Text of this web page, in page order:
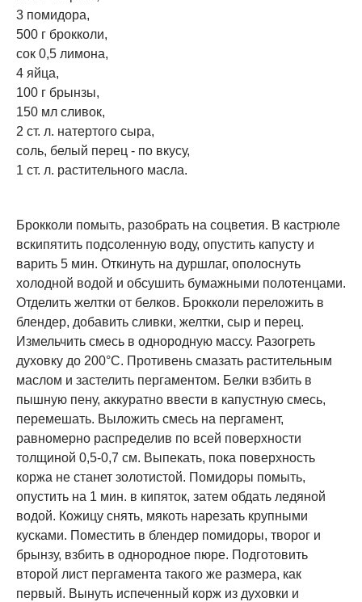
3 помидора,
500 г брокколи,
сок 0,5 лимона,
4 яйца,
100 г брынзы,
150 мл сливок,
2 ст. л. натертого сыра,
соль, белый перец - по вкусу,
1 ст. л. растительного масла.
Брокколи помыть, разобрать на соцветия. В кастрюле
вскипятить подсоленную воду, опустить капусту и
варить 5 мин. Откинуть на дуршлаг, ополоснуть
холодной водой и обсушить бумажными полотенцами.
Отделить желтки от белков. Брокколи переложить в
блендер, добавить сливки, желтки, сыр и перец.
Измельчить смесь в однородную массу. Разогреть
духовку до 200°С. Противень смазать растительным
маслом и застелить пергаментом. Белки взбить в
пышную пену, аккуратно ввести в капустную смесь,
перемешать. Выложить смесь на пергамент,
равномерно распределив по всей поверхности
толщиной 0,5-0,7 см. Выпекать, пока поверхность
коржа не станет золотистой. Помидоры помыть,
опустить на 1 мин. в кипяток, затем обдать ледяной
водой. Кожицу снять, мякоть нарезать крупными
кусками. Поместить в блендер помидоры, творог и
брынзу, взбить в однородное пюре. Подготовить
второй лист пергамента такого же размера, как
первый. Вынуть испеченный корж из духовки и